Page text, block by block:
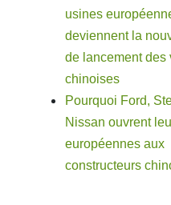
usines
deviennent la
de lancement des
chinoises
Pourquoi Ford,
Nissan ouvrent
européennes aux
constructeurs